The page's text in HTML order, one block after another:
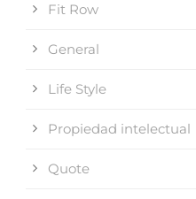
Fit Row
General
Life Style
Propiedad intelectual
Quote